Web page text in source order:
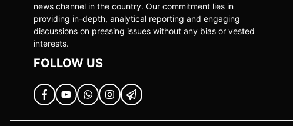
news channel in the country. Our commitment lies in
providing in-depth, analytical reporting and engaging
discussions on pressing issues without any bias or vested
interests.
FOLLOW US